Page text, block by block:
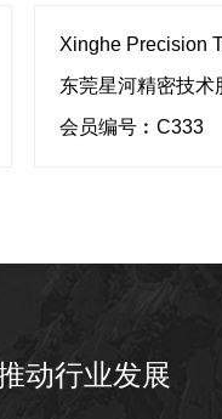
Xinghe Precision
东莞星河精密技术
会员编号︰C333
动行业发展